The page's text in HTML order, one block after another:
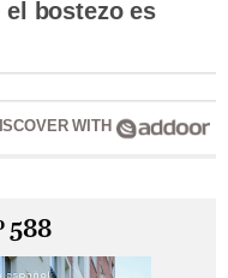
bostezo es
WITH
588